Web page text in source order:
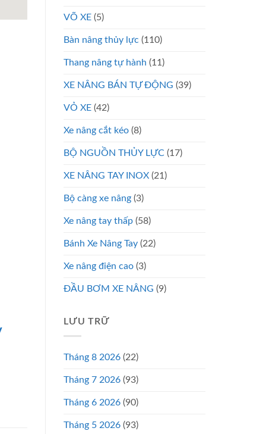
VÕ XE (5)
Bàn nâng thủy lực (110)
Thang nâng tự hành (11)
XE NÂNG BÁN TỰ ĐỘNG (39)
VỎ XE (42)
Xe nâng cắt kéo (8)
BỘ NGUỒN THỦY LỰC (17)
XE NÂNG TAY INOX (21)
Bộ càng xe nâng (3)
Xe nâng tay thấp (58)
Bánh Xe Nâng Tay (22)
Xe nâng điện cao (3)
ĐẦU BƠM XE NÂNG (9)
LƯU TRỮ
Tháng 8 2026 (22)
Tháng 7 2026 (93)
Tháng 6 2026 (90)
Tháng 5 2026 (93)